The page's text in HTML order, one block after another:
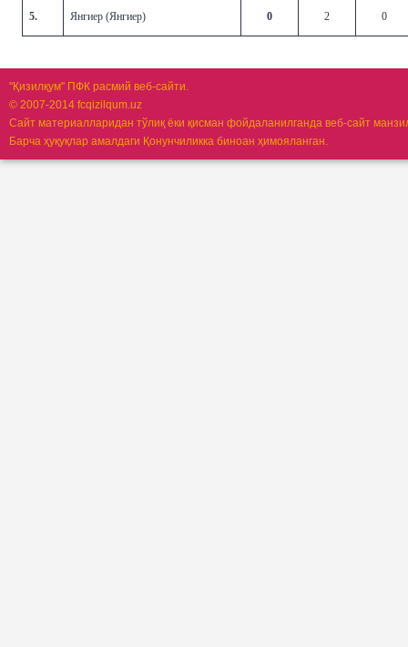
5. Янгиер (Янгиер) 0 2 0
"Қизилқум" ПФК расмий веб-сайти.
© 2007-2014 fcqizilqum.uz
Сайт материалларидан тўлиқ ёки қисман фойдаланилганда веб-сайт
Барча ҳуқуқлар амалдаги Қонунчиликка биноан ҳимояланган.